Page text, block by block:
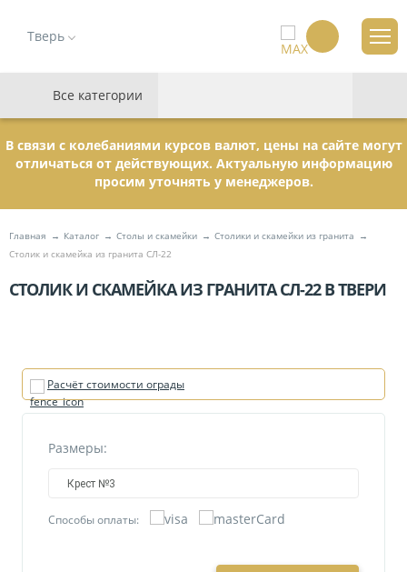
Тверь
Все категории
В связи с колебаниями курсов валют, цены на сайте могут
отличаться от действующих. Актуальную информацию
просим уточнять у менеджеров.
Главная Каталог Столы и скамейки
Столики и скамейки из гранита
Столик и скамейка из гранита СЛ-22
СТОЛИК И СКАМЕЙКА ИЗ ГРАНИТА СЛ-22 В ТВЕРИ
Расчёт стоимости ограды
Размеры:
Крест №3
Способы оплаты: